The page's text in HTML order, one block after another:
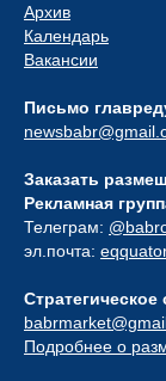
Архив
Календарь
Вакансии
Письмо
Заказать
Рекламная
Телеграм:
эл.почта:
Стратегическое
Подробнее о